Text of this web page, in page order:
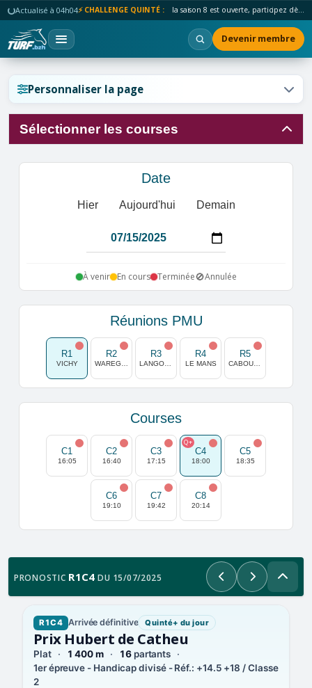
Actualisé à 04h04⚡ CHALLENGE QUINTÉ : la saison 8 est ouverte, participez dès maintenant !
Devenir membre
Personnaliser la page
Sélectionner les courses
Date
Hier Aujourd'hui Demain
À venir En cours Terminée🚫Annulée
Réunions PMU
R1
VICHY
R2 R3 R4
LE MANS
R5
Courses
C1
16:05
C2
16:40
C3
17:15
C4
18:00
Q+
C5
18:35
C6
19:10
C7
19:42
C8
20:14
PRONOSTIC R1C4 DU 15/07/2025 PrécédentSuivant
R1C4 Arrivée définitive Quinté+ du jour
Prix Hubert de Catheu
Plat 1 400 m 16partants
1er épreuve - Handicap divisé - Réf.: +14.5 +18 / Classe
2
Réinitialiser l'affichage ?
Réinitialiser